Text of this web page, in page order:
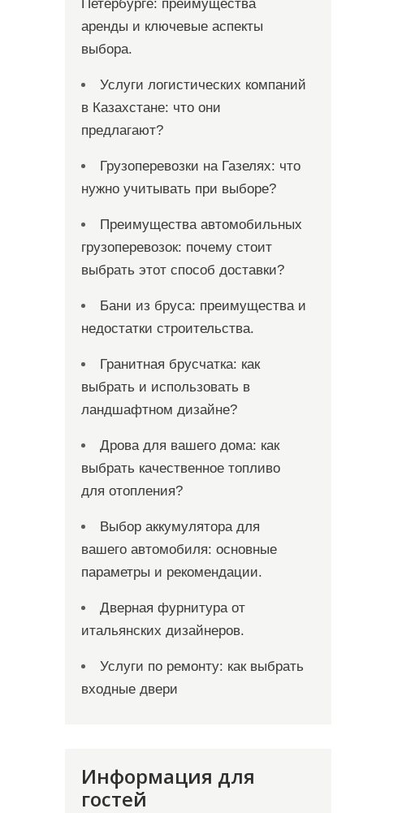
Петербурге: преимущества
аренды и ключевые аспекты
выбора.
Услуги логистических компаний
в Казахстане: что они
предлагают?
Грузоперевозки на Газелях: что
нужно учитывать при выборе?
Преимущества автомобильных
грузоперевозок: почему стоит
выбрать этот способ доставки?
Бани из бруса: преимущества и
недостатки строительства.
Гранитная брусчатка: как
выбрать и использовать в
ландшафтном дизайне?
Дрова для вашего дома: как
выбрать качественное топливо
для отопления?
Выбор аккумулятора для
вашего автомобиля: основные
параметры и рекомендации.
Дверная фурнитура от
итальянских дизайнеров.
Услуги по ремонту: как выбрать
входные двери
Информация для
гостей